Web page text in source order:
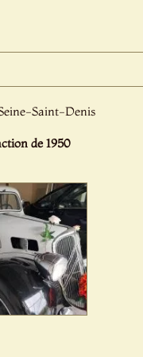
Saint-Denis
de 1950